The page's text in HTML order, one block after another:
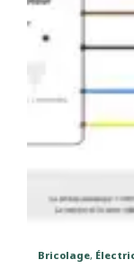
Bricolage,